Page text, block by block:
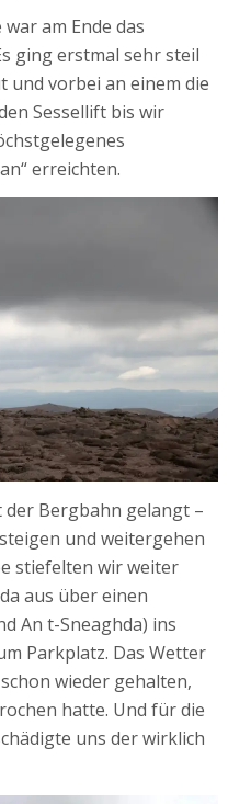
am Ende das
ging erstmal sehr steil
und vorbei an einem die
Sessellift bis wir
erreichten.
Bergbahn gelangt –
und weitergehen
stiefelten wir weiter
aus über einen
An t-Sneaghda) ins
Parkplatz. Das Wetter
wieder gehalten,
hatte. Und für die
uns der wirklich